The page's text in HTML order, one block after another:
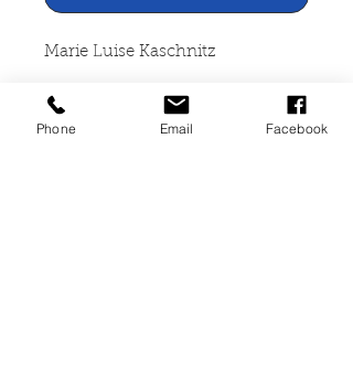
Marie Luise Kaschnitz
Ferngespräche Erzählungen
Phone Email Facebook